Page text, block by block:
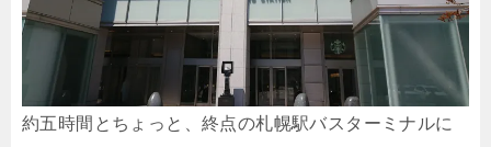
約五時間とちょっと、終点の札幌駅バスターミナルに